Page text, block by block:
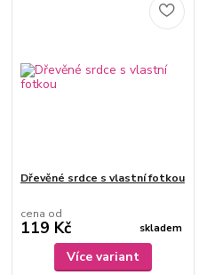
Dřevěné srdce s vlastní fotkou
cena od
119 Kč skladem
Více variant